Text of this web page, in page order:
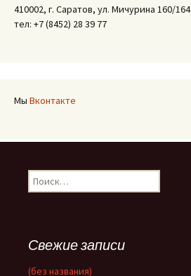
410002, г. Саратов, ул. Мичурина 160/164
тел: +7 (8452) 28 39 77
Мы Вконтакте
Найти:
Свежие записи
(без названия)